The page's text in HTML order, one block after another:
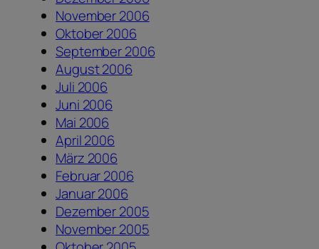
November 2006
Oktober 2006
September 2006
August 2006
Juli 2006
Juni 2006
Mai 2006
April 2006
März 2006
Februar 2006
Januar 2006
Dezember 2005
November 2005